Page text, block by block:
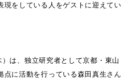
現をしている人をゲストに迎えてい
は、独立研究者として京都・東山
点に活動を行っている森田真生さん